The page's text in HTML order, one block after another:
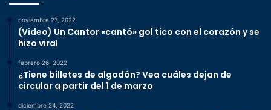
noviembre 27, 2022
(Video) Un Cantor «cantó» gol tico con el corazón y se
hizo viral
febrero 26, 2022
¿Tiene billetes de algodón? Vea cuáles dejan de
circular a partir del 1 de marzo
diciembre 24, 2022